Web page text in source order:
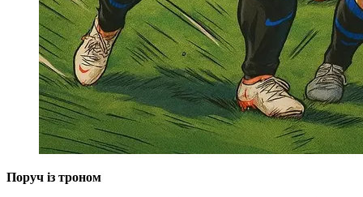
Поруч із троном